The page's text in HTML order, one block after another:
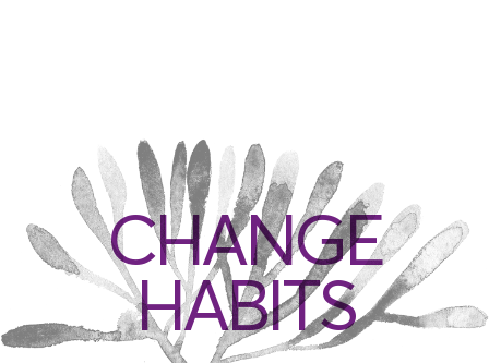
CHANGE
HABITS